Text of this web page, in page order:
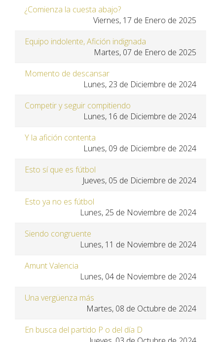
¿Comienza la cuesta abajo?
Viernes, 17 de Enero de 2025
Equipo indolente, Afición indignada
Martes, 07 de Enero de 2025
Momento de descansar
Lunes, 23 de Diciembre de 2024
Competir y seguir compitiendo
Lunes, 16 de Diciembre de 2024
Y la afición contenta
Lunes, 09 de Diciembre de 2024
Esto sí que es fútbol
Jueves, 05 de Diciembre de 2024
Esto ya no es fútbol
Lunes, 25 de Noviembre de 2024
Siendo congruente
Lunes, 11 de Noviembre de 2024
Amunt Valencia
Lunes, 04 de Noviembre de 2024
Una vergüenza más
Martes, 08 de Octubre de 2024
En busca del partido P o del día D